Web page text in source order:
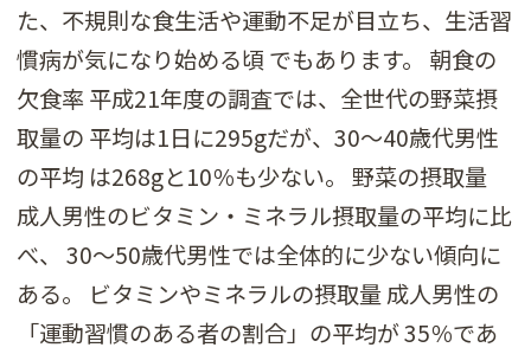
た、不規則な食生活や運動不足が目立ち、生活習
慣病が気になり始める頃 でもあります。 朝食の
欠食率 平成21年度の調査では、全世代の野菜摂
取量の 平均は1日に295gだが、30～40歳代男性
の平均 は268gと10％も少ない。 野菜の摂取量
成人男性のビタミン・ミネラル摂取量の平均に比
べ、 30～50歳代男性では全体的に少ない傾向に
ある。 ビタミンやミネラルの摂取量 成人男性の
「運動習慣のある者の割合」の平均が 35％であ